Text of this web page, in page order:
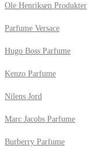
Ole Henriksen Produkter
Parfume Versace
Hugo Boss Parfume
Kenzo Parfume
Nilens Jord
Marc Jacobs Parfume
Burberry Parfume